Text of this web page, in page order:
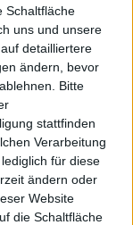
Schaltfläche
uns und unsere
detailliertere
ändern, bevor
Bitte
stattfinden
Verarbeitung
für diese
ändern oder
Website
die Schaltfläche